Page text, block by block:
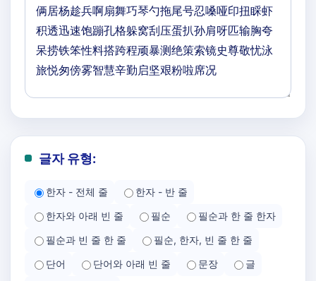
글자 유형:
한자 - 전체 줄
한자 - 반 줄
한자와 아래 빈 줄
필순
필순과 한 줄 한자
필순과 빈 줄 한 줄
필순, 한자, 빈 줄 한 줄
단어
단어와 아래 빈 줄 문장
글